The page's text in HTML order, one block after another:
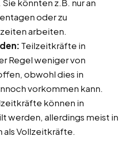
könnten z.B. nur an
oder zu
arbeiten.
Teilzeitkräfte in
Regel weniger von
obwohl dies in
vorkommen kann.
können in
werden, allerdings meist in
als Vollzeitkräfte.